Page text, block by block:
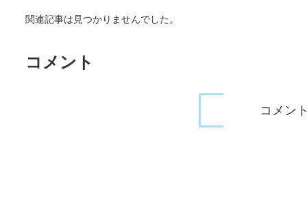
関連記事は見つかりませんでした。
コメント
コメン